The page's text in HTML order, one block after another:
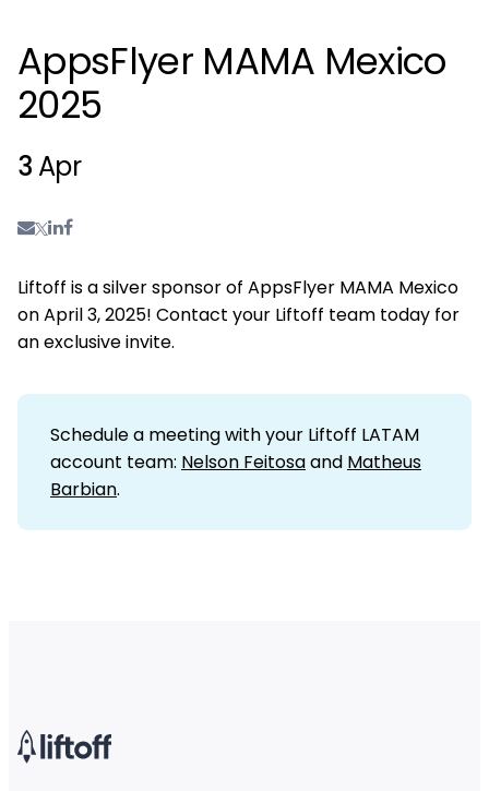
AppsFlyer MAMA Mexico
2025
3 Apr
Liftoff is a silver sponsor of AppsFlyer MAMA Mexico
on April 3, 2025! Contact your Liftoff team today for
an exclusive invite.
Schedule a meeting with your Liftoff LATAM
account team: Nelson Feitosaand Matheus
Barbian.